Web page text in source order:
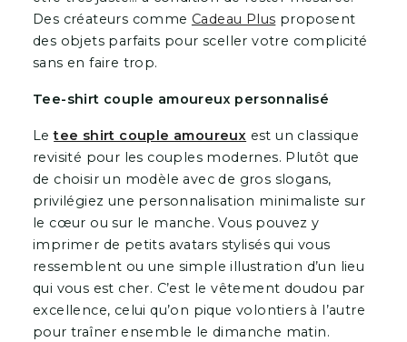
Des créateurs comme Cadeau Plus proposent
des objets parfaits pour sceller votre complicité
sans en faire trop.
Tee-shirt couple amoureux personnalisé
Letee shirt couple amoureux est un classique
revisité pour les couples modernes. Plutôt que
de choisir un modèle avec de gros slogans,
privilégiez une personnalisation minimaliste sur
le cœur ou sur le manche. Vous pouvez y
imprimer de petits avatars stylisés qui vous
ressemblent ou une simple illustration d’un lieu
qui vous est cher. C’est le vêtement doudou par
excellence, celui qu’on pique volontiers à l’autre
pour traîner ensemble le dimanche matin.